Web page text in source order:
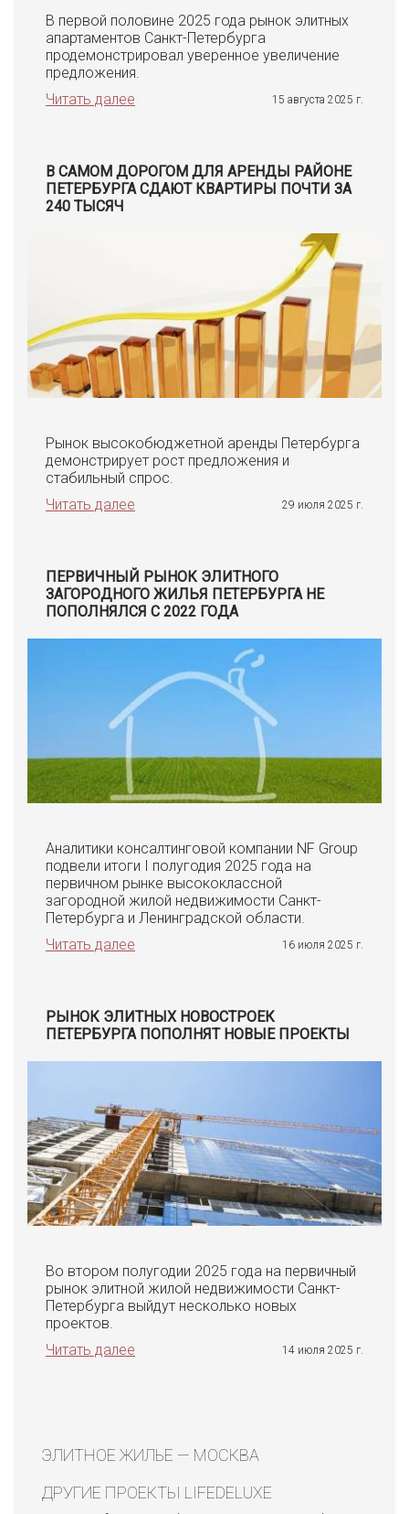
В первой половине 2025 года рынок элитных
апартаментов Санкт-Петербурга
продемонстрировал уверенное увеличение
предложения.
Читать далее
15 августа 2025 г.
В САМОМ ДОРОГОМ ДЛЯ АРЕНДЫ РАЙОНЕ
ПЕТЕРБУРГА СДАЮТ КВАРТИРЫ ПОЧТИ ЗА
240 ТЫСЯЧ
Рынок высокобюджетной аренды Петербурга
демонстрирует рост предложения и
стабильный спрос.
Читать далее
29 июля 2025 г.
ПЕРВИЧНЫЙ РЫНОК ЭЛИТНОГО
ЗАГОРОДНОГО ЖИЛЬЯ ПЕТЕРБУРГА НЕ
ПОПОЛНЯЛСЯ С 2022 ГОДА
Аналитики консалтинговой компании NF Group
подвели итоги I полугодия 2025 года на
первичном рынке высококлассной
загородной жилой недвижимости Санкт-
Петербурга и Ленинградской области.
Читать далее
16 июля 2025 г.
РЫНОК ЭЛИТНЫХ НОВОСТРОЕК
ПЕТЕРБУРГА ПОПОЛНЯТ НОВЫЕ ПРОЕКТЫ
Во втором полугодии 2025 года на первичный
рынок элитной жилой недвижимости Санкт-
Петербурга выйдут несколько новых
проектов.
Читать далее
14 июля 2025 г.
ЭЛИТНОЕ ЖИЛЬЕ — МОСКВА
ДРУГИЕ ПРОЕКТЫ LIFEDELUXE